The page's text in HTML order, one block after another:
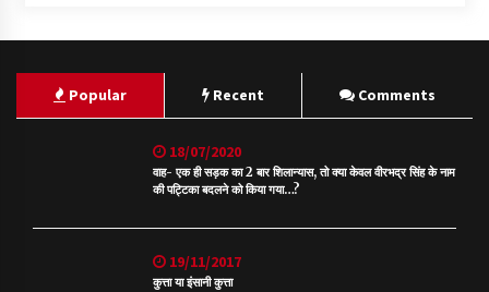
Popular Recent Comments
18/07/2020
वाह- एक ही सड़क का 2 बार शिलान्यास, तो क्या केवल वीरभद्र सिंह के नाम
की पट्टिका बदलने को किया गया…?
19/11/2017
कुत्ता या इंसानी कुत्ता